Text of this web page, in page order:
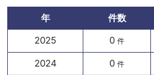
年 件数
2025
0 件
2024 0 件